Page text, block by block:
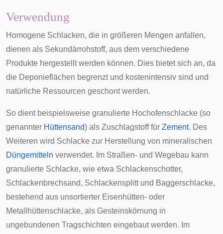
Verwendung
Homogene Schlacken, die in größeren Mengen anfallen,
dienen als Sekundärrohstoff, aus dem verschiedene
Produkte hergestellt werden können. Dies bietet sich an, da
die Deponieflächen begrenzt und kostenintensiv sind und
natürliche Ressourcen geschont werden.
So dient beispielsweise granulierte Hochofenschlacke (so
genannter Hüttensand) als Zuschlagstoff für Zement. Des
Weiteren wird Schlacke zur Herstellung von mineralischen
Düngemitteln verwendet. Im Straßen- und Wegebau kann
granulierte Schlacke, wie etwa Schlackenschotter,
Schlackenbrechsand, Schlackensplitt und Baggerschlacke,
bestehend aus unsortierter Eisenhütten- oder
Metallhüttenschlacke, als Gesteinskörnung in
ungebundenen Tragschichten eingebaut werden. Im